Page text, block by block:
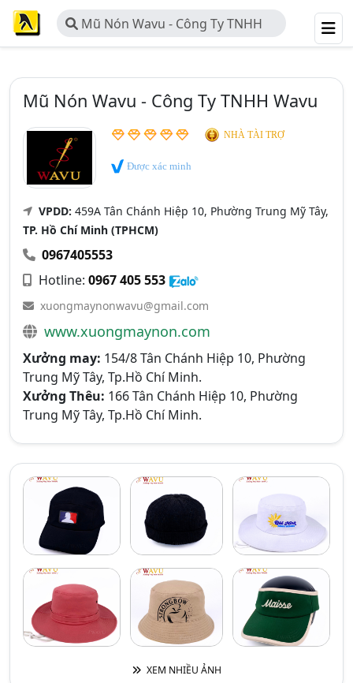
Mũ Nón Wavu - Công Ty TNHH
Wavu
Mũ Nón Wavu - Công Ty TNHH Wavu
NHÀ TÀI TRỢ
Được xác minh
VPDD: 459A Tân Chánh Hiệp 10, Phường Trung Mỹ Tây,
TP. Hồ Chí Minh (TPHCM)
0967405553
Hotline: 0967 405 553
xuongmaynonwavu@gmail.com
www.xuongmaynon.com
Xưởng may: 154/8 Tân Chánh Hiệp 10, Phường
Trung Mỹ Tây, Tp.Hồ Chí Minh.
Xưởng Thêu: 166 Tân Chánh Hiệp 10, Phường
Trung Mỹ Tây, Tp.Hồ Chí Minh.
XEM NHIỀU ẢNH